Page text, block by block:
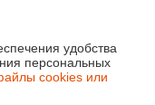
удобства
персональных
cookies или